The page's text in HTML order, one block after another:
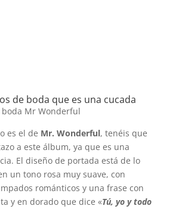
de boda que es una cucada
es el de Mr. Wonderful, tenéis que
a este álbum, ya que es una
El diseño de portada está de lo
un tono rosa muy suave, con
románticos y una frase con
y en dorado que dice «Tú, yo y todo